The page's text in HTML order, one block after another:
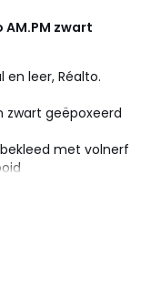
AM.PM zwart
leer, Réalto.
zwart geëpoxeerd
met volnerf
"soft closing"